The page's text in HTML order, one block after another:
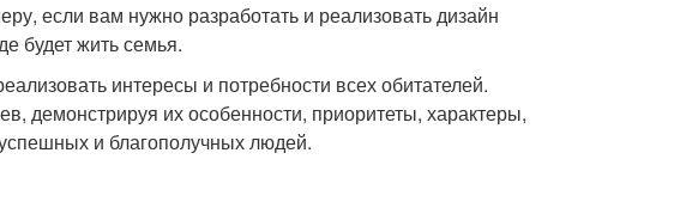
если вам нужно разработать и реализовать дизайн
будет жить семья.
интересы и потребности всех обитателей.
демонстрируя их особенности, приоритеты, характеры,
и благополучных людей.